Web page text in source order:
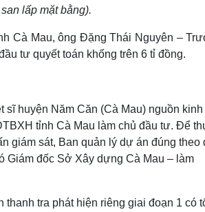
lấp mặt bằng).
Cà Mau, ông Đặng Thái Nguyên –
tư quyết toán khống trên 6 tỉ đồng.
huyện Năm Căn (Cà Mau) nguồn
tỉnh Cà Mau làm chủ đầu tư. Để
giám sát, Ban quản lý dự án đúng theo
Giám đốc Sở Xây dựng Cà Mau – làm
tra phát hiện riêng giai đoạn 1 có